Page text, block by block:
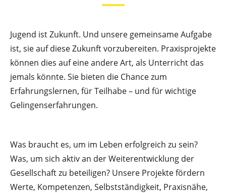
Jugend ist Zukunft. Und unsere gemeinsame Aufgabe
ist, sie auf diese Zukunft vorzubereiten. Praxisprojekte
können dies auf eine andere Art, als Unterricht das
jemals könnte. Sie bieten die Chance zum
Erfahrungslernen, für Teilhabe – und für wichtige
Gelingenserfahrungen.
Was braucht es, um im Leben erfolgreich zu sein?
Was, um sich aktiv an der Weiterentwicklung der
Gesellschaft zu beteiligen? Unsere Projekte fördern
Werte, Kompetenzen, Selbstständigkeit, Praxisnähe,